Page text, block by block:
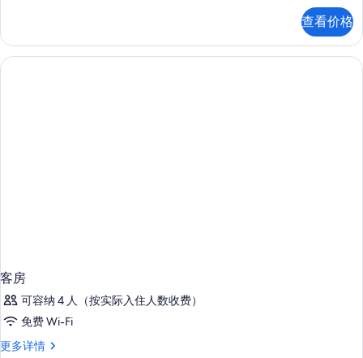
床
和
片
特
大
床
查看价格
客房
可容纳 4 人（按实际入住人数收费）
免费 Wi-Fi
更多详情
客